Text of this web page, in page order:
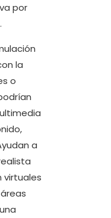
por
la
o
a
virtuales